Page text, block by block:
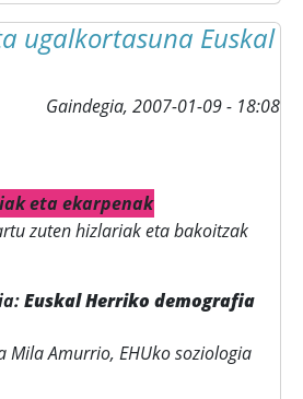
ugalkortasuna Euskal
Gaindegia, 2007-01-09 - 18:08
eta ekarpenak
zuten hizlariak eta bakoitzak
Euskal Herriko demografia
Mila Amurrio, EHUko soziologia